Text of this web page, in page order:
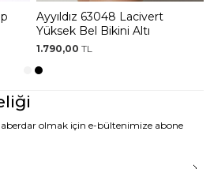
Ayyıldız 63016 Lacivert Slip
Bikini Altı
1.590,00TL
olmak için e-bültenimize abone